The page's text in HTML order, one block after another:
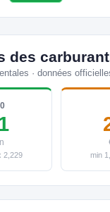
des
· données
2,229
min